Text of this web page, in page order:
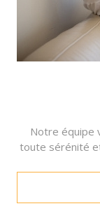
Notre équipe
toute sérénité